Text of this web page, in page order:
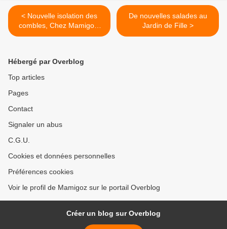
< Nouvelle isolation des
combles, Chez Mamigoz,
c'était hier !
De nouvelles salades au
Jardin de Fille >
Hébergé par Overblog
Top articles
Pages
Contact
Signaler un abus
C.G.U.
Cookies et données personnelles
Préférences cookies
Voir le profil de Mamigoz sur le portail Overblog
Créer un blog sur Overblog